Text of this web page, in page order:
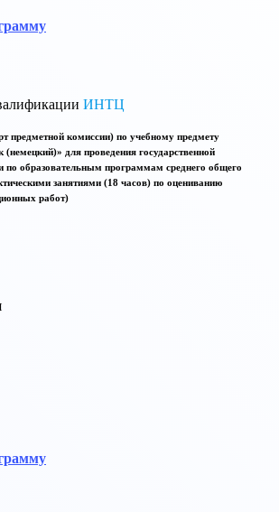
ИНТЦ
предметной комиссии) по учебному предмету
для проведения государственной
по образовательным программам среднего общего
занятиями (18 часов) по оцениванию
работ)